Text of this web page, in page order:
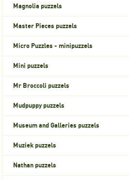
Magnolia puzzels
Master Pieces puzzels
Micro Puzzles - minipuzzels
Mini puzzels
Mr Broccoli puzzels
Mudpuppy puzzels
Museum and Galleries puzzels
Muziek puzzels
Nathan puzzels